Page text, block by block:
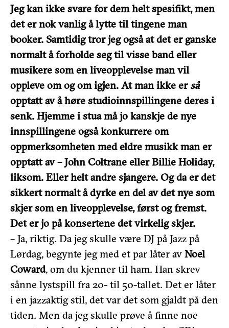
Jeg kan ikke svare for dem helt spesifikt, men
det er nok vanlig å lytte til tingene man
booker. Samtidig tror jeg også at det er ganske
normalt å forholde seg til visse band eller
musikere som en liveopplevelse man vil
oppleve om og om igjen. At man ikke er så
opptatt av å høre studioinnspillingene deres i
senk. Hjemme i stua må jo kanskje de nye
innspillingene også konkurrere om
oppmerksomheten med eldre musikk man er
opptatt av – John Coltrane eller Billie Holiday,
liksom. Eller helt andre sjangere. Og da er det
sikkert normalt å dyrke en del av det nye som
skjer som en liveopplevelse, først og fremst.
Det er jo på konsertene det virkelig skjer.
– Ja, riktig. Da jeg skulle være DJ på Jazz på
Lørdag, begynte jeg med et par låter av Noel
Coward, om du kjenner til ham. Han skrev
sånne lystspill fra 20- til 50-tallet. Det er låter
i en jazzaktig stil, det var det som gjaldt på den
tiden. Men da jeg skulle prøve å finne noe